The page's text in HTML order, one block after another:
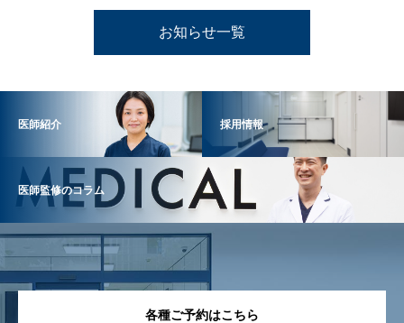
お知らせ一覧
医師紹介 採用情報
医師監修のコラム
各種ご予約はこちら